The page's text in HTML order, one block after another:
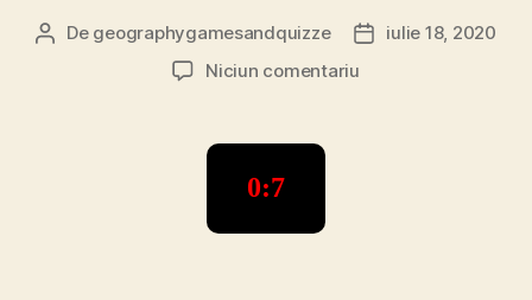
Autor
De geographygamesandquizze
Datăiulie 18, 2020
Niciun comentariula
0:8